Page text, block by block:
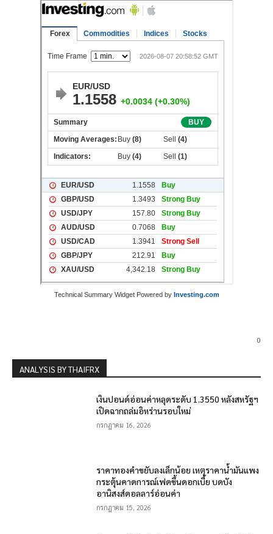
Technical Summary Widget Powered by Investing.com
0
ANALYSIS BY THAIFRX
เงินปอนด์อ่อนค่าหลุดระดับ 1.3550 หลังสหรัฐฯ
เปิดฉากถล่มอิหร่านรอบใหม่
กรกฎาคม 16, 2026
ราคาทองคำขยับลงเล็กน้อย เหตุราคาน้ำมันแพง
กระตุ้นคาดการณ์เฟดขึ้นดอกเบี้ย บดบัง
อานิสงส์ดอลลาร์อ่อนค่า
กรกฎาคม 15, 2026